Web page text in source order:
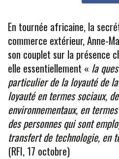
En tournée africaine, la
commerce extérieur, Anne-
son couplet sur la présence
elle essentiellement « la
particulier de la loyauté de
loyauté en termes sociaux,
environnementaux, en
des personnes qui sont
transfert de technologie, en
(RFI, 17 octobre)